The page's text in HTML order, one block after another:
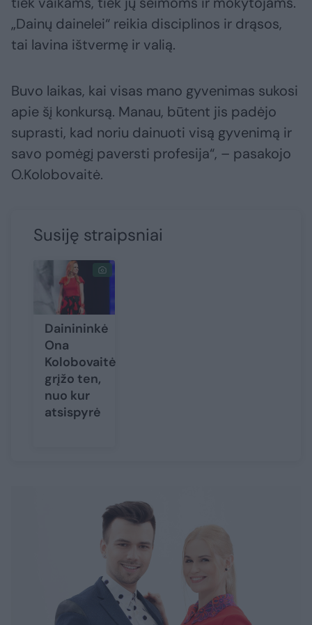
„Dainų dainelei“ reikia disciplinos ir drąsos,
tai lavina ištvermę ir valią.
Buvo laikas, kai visas mano gyvenimas sukosi
apie šį konkursą. Manau, būtent jis padėjo
suprasti, kad noriu dainuoti visą gyvenimą ir
savo pomėgį paversti profesija“, – pasakojo
O.Kolobovaitė.
Susiję straipsniai
Dainininkė
Ona
Kolobovaitė
grįžo ten,
nuo kur
atsispyrė